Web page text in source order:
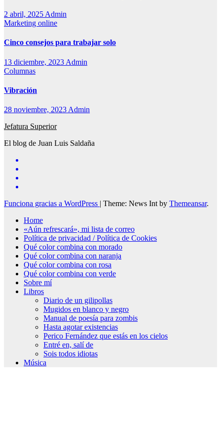
2 abril, 2025 Admin
Marketing online
Cinco consejos para trabajar solo
13 diciembre, 2023 Admin
Columnas
Vibración
28 noviembre, 2023 Admin
Jefatura Superior
El blog de Juan Luis Saldaña
Funciona gracias a WordPress | Theme: News Int by Themeansar.
Home
«Aún refrescará», mi lista de correo
Política de privacidad / Política de Cookies
Qué color combina con morado
Qué color combina con naranja
Qué color combina con rosa
Qué color combina con verde
Sobre mí
Libros
Diario de un gilipollas
Mugidos en blanco y negro
Manual de poesía para zombis
Hasta agotar existencias
Perico Fernández que estás en los cielos
Entré en, salí de
Sois todos idiotas
Música